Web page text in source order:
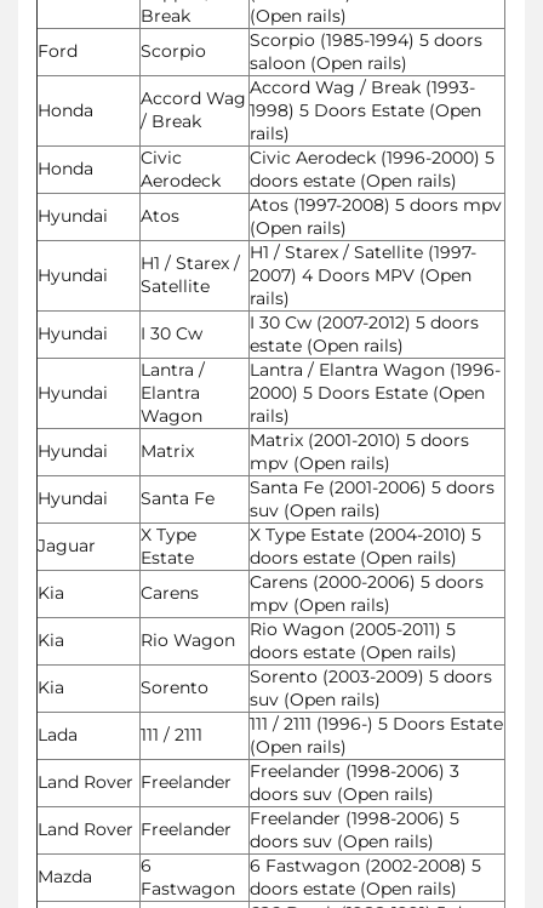
Break
(Open rails)
Ford
Scorpio
Scorpio (1985-1994) 5 doors
saloon (Open rails)
Honda
Accord Wag
/ Break
Accord Wag / Break (1993-
1998) 5 Doors Estate (Open
rails)
Honda
Civic
Aerodeck
Civic Aerodeck (1996-2000) 5
doors estate (Open rails)
Hyundai
Atos
Atos (1997-2008) 5 doors mpv
(Open rails)
Hyundai
H1 / Starex /
Satellite
H1 / Starex / Satellite (1997-
2007) 4 Doors MPV (Open
rails)
Hyundai
I 30 Cw
I 30 Cw (2007-2012) 5 doors
estate (Open rails)
Hyundai
Lantra /
Elantra
Wagon
Lantra / Elantra Wagon (1996-
2000) 5 Doors Estate (Open
rails)
Hyundai
Matrix
Matrix (2001-2010) 5 doors
mpv (Open rails)
Hyundai
Santa Fe
Santa Fe (2001-2006) 5 doors
suv (Open rails)
Jaguar
X Type
Estate
X Type Estate (2004-2010) 5
doors estate (Open rails)
Kia
Carens
Carens (2000-2006) 5 doors
mpv (Open rails)
Kia
Rio Wagon
Rio Wagon (2005-2011) 5
doors estate (Open rails)
Kia
Sorento
Sorento (2003-2009) 5 doors
suv (Open rails)
Lada
111 / 2111
111 / 2111 (1996-) 5 Doors Estate
(Open rails)
Land Rover Freelander
Freelander (1998-2006) 3
doors suv (Open rails)
Land Rover Freelander
Freelander (1998-2006) 5
doors suv (Open rails)
Mazda
6
Fastwagon
6 Fastwagon (2002-2008) 5
doors estate (Open rails)